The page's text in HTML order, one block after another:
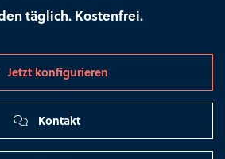
täglich. Kostenfrei.
Jetzt konfigurieren
Kontakt